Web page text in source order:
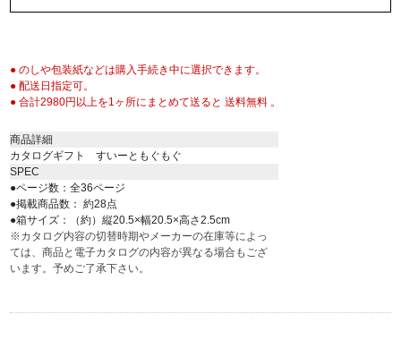
● のしや包装紙などは購入手続き中に選択できます。
● 配送日指定可。
● 合計2980円以上を1ヶ所にまとめて送ると 送料無料 。
商品詳細
カタログギフト すいーともぐもぐ
SPEC
●ページ数：全36ページ
●掲載商品数： 約28点
●箱サイズ：（約）縦20.5×幅20.5×高さ2.5cm
※カタログ内容の切替時期やメーカーの在庫等によっ
ては、商品と電子カタログの内容が異なる場合もござ
います。予めご了承下さい。